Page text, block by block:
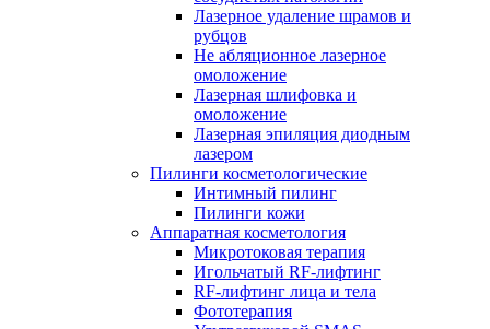
Лазерное удаление шрамов и
рубцов
Не абляционное лазерное
омоложение
Лазерная шлифовка и
омоложение
Лазерная эпиляция диодным
лазером
Пилинги косметологические
Интимный пилинг
Пилинги кожи
Аппаратная косметология
Микротоковая терапия
Игольчатый RF-лифтинг
RF-лифтинг лица и тела
Фототерапия